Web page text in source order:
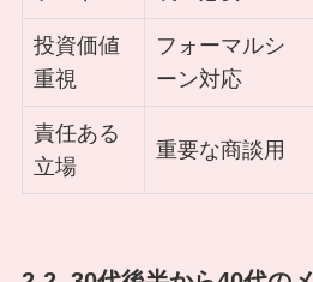
投資価値
重視
フォーマルシ
ーン対応
責任ある
立場
重要な商談用